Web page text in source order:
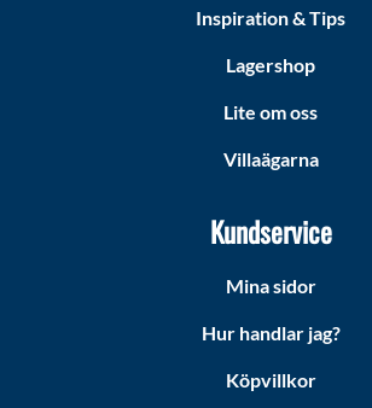
Inspiration & Tips
Lagershop
Lite om oss
Villaägarna
Kundservice
Mina sidor
Hur handlar jag?
Köpvillkor